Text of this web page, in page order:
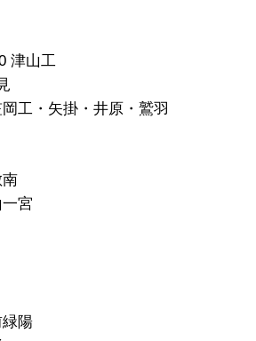
津山工
工・矢掛・井原・鷲羽
宮
陽